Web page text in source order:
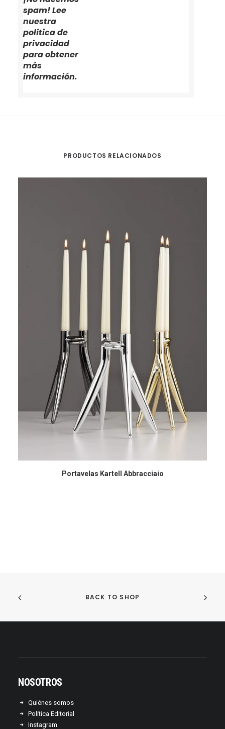
spam! Lee
nuestra
política de
privacidad
para obtener
más
información.
PRODUCTOS RELACIONADOS
COMPRAR EN AMAZON
Portavelas Kartell Abbracciaio
BACK TO SHOP
NOSOTROS
Quiénes somos
Política Editorial
Instagram